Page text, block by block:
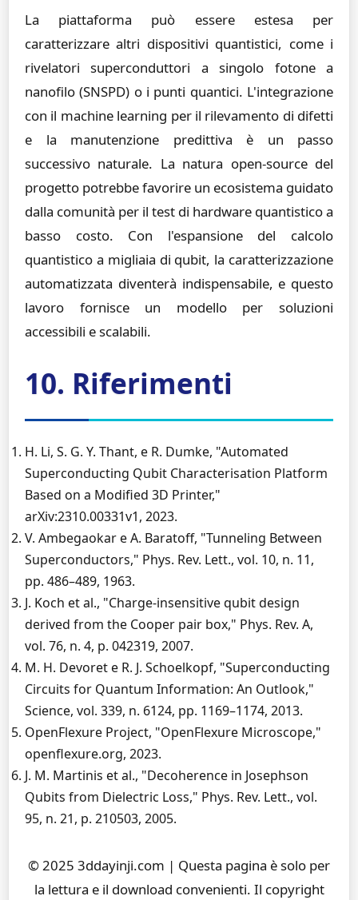
La piattaforma può essere estesa per
caratterizzare altri dispositivi quantistici, come i
rivelatori superconduttori a singolo fotone a
nanofilo (SNSPD) o i punti quantici. L'integrazione
con il machine learning per il rilevamento di difetti
e la manutenzione predittiva è un passo
successivo naturale. La natura open-source del
progetto potrebbe favorire un ecosistema guidato
dalla comunità per il test di hardware quantistico a
basso costo. Con l'espansione del calcolo
quantistico a migliaia di qubit, la caratterizzazione
automatizzata diventerà indispensabile, e questo
lavoro fornisce un modello per soluzioni
accessibili e scalabili.
10. Riferimenti
H. Li, S. G. Y. Thant, e R. Dumke, "Automated
Superconducting Qubit Characterisation Platform
Based on a Modified 3D Printer,"
arXiv:2310.00331v1, 2023.
V. Ambegaokar e A. Baratoff, "Tunneling Between
Superconductors," Phys. Rev. Lett., vol. 10, n. 11,
pp. 486–489, 1963.
J. Koch et al., "Charge-insensitive qubit design
derived from the Cooper pair box," Phys. Rev. A,
vol. 76, n. 4, p. 042319, 2007.
M. H. Devoret e R. J. Schoelkopf, "Superconducting
Circuits for Quantum Information: An Outlook,"
Science, vol. 339, n. 6124, pp. 1169–1174, 2013.
OpenFlexure Project, "OpenFlexure Microscope,"
openflexure.org, 2023.
J. M. Martinis et al., "Decoherence in Josephson
Qubits from Dielectric Loss," Phys. Rev. Lett., vol.
95, n. 21, p. 210503, 2005.
© 2025 3ddayinji.com | Questa pagina è solo per
la lettura e il download convenienti. Il copyright